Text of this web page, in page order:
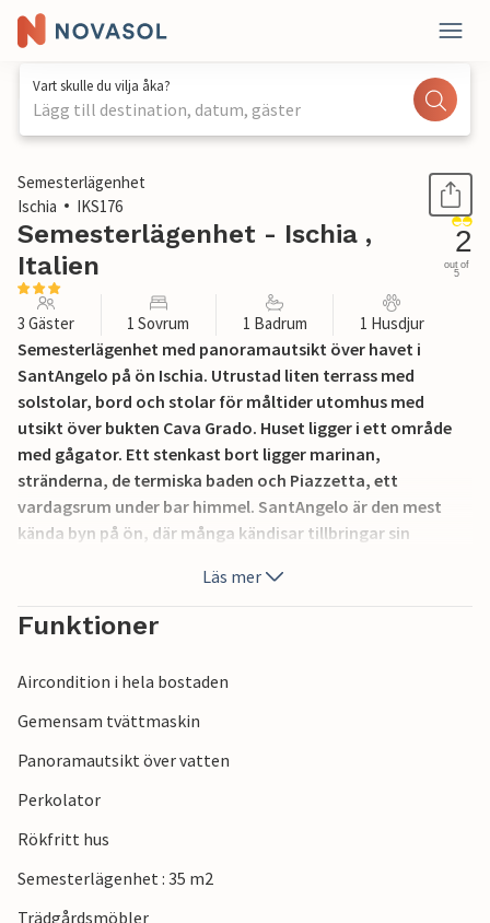
Vart skulle du vilja åka?
Lägg till destination, datum, gäster
1 / 16
Semesterlägenhet
Ischia
IKS176
Semesterlägenhet - Ischia ,
Italien
2
out of
5
3 Gäster 1 Sovrum 1 Badrum 1 Husdjur
Semesterlägenhet med panoramautsikt över havet i
SantAngelo på ön Ischia. Utrustad liten terrass med
solstolar, bord och stolar för måltider utomhus med
utsikt över bukten Cava Grado. Huset ligger i ett område
med gågator. Ett stenkast bort ligger marinan,
stränderna, de termiska baden och Piazzetta, ett
vardagsrum under bar himmel. SantAngelo är den mest
kända byn på ön, där många kändisar tillbringar sin
restauranger där du kan smaka på de typiska
specialiteterna. På sommaren finns det evenemang och
festivaler. Festa of San Michele (den 30 september) är
Piazzetta. I samma hus IKS175.
Läs mer
Funktioner
Aircondition i hela bostaden
Gemensam tvättmaskin
Panoramautsikt över vatten
Perkolator
Rökfritt hus
Semesterlägenhet : 35 m2
Trädgårdsmöbler